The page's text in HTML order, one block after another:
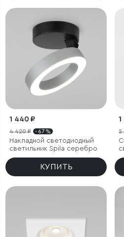
1 440 ₽
4 420 ₽ - 67 %
Накладной светодиодный
светильник Spila серебро
КУПИТЬ
2